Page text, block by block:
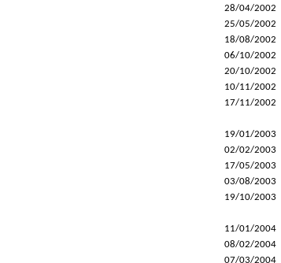
28/04/2002
25/05/2002
18/08/2002
06/10/2002
20/10/2002
10/11/2002
17/11/2002
19/01/2003
02/02/2003
17/05/2003
03/08/2003
19/10/2003
11/01/2004
08/02/2004
07/03/2004